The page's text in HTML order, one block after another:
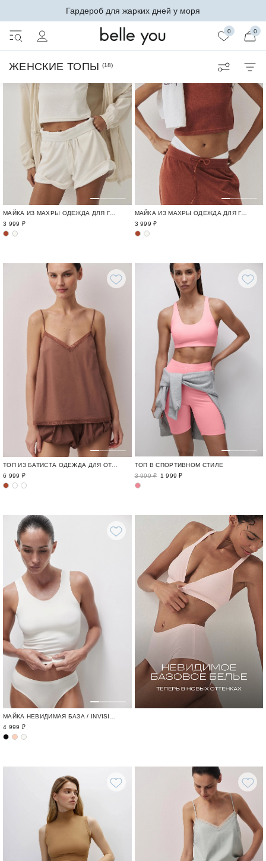
Гардероб для жарких дней у моря
0 0
ЖЕНСКИЕ ТОПЫ (18)
МАЙКА ИЗ МАХРЫ ОДЕЖДА ДЛЯ ГОРОДА И ПУТЕШЕСТВИЙ / TRAVELLING
3 999 ₽
МАЙКА ИЗ МАХРЫ ОДЕЖДА ДЛЯ ГОРОДА И ПУТЕШЕСТВИЙ / TRAVELLING
3 999 ₽
6 999 ₽
ТОП В СПОРТИВНОМ СТИЛЕ
3 999 ₽ 1 999 ₽
МАЙКА НЕВИДИМАЯ БАЗА / INVISIBLE
4 999 ₽